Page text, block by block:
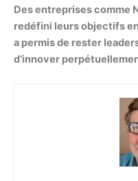
Des entreprises comme
redéfini leurs objectifs
a permis de rester
d’innover